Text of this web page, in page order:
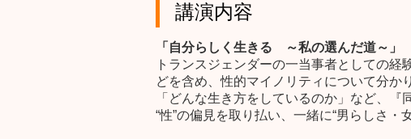
講演内容
「自分らしく生きる ～私の選んだ道～」
トランスジェンダーの一当事者としての経
どを含め、性的マイノリティについて分か
「どんな生き方をしているのか」など、『
“性”の偏見を取り払い、一緒に“男らしさ